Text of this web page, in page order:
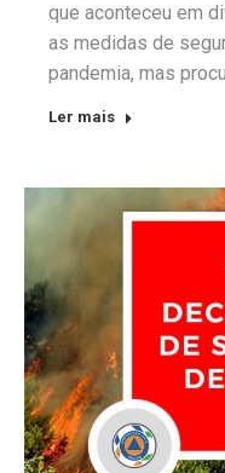
que aconteceu em
as medidas de
pandemia, mas
Ler mais